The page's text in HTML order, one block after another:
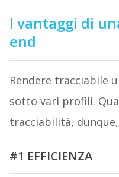
I vantaggi di
end
Rendere tracciabile
sotto vari profili.
tracciabilità,
#1 EFFICIENZA